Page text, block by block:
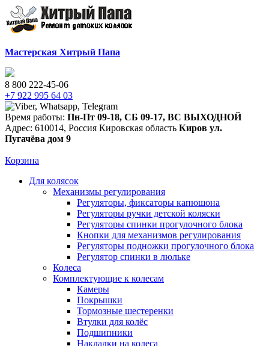
Мастерская Хитрый Папа
8 800 222-45-06
+7 922 995 64 03
Время работы: Пн-Пт 09-18, СБ 09-17, ВС ВЫХОДНОЙ
Адрес: 610014, Россия Кировская область Киров ул.
Пугачёва дом 9
Корзина
Для колясок
Механизмы регулирования
Регуляторы, фиксаторы капюшона
Регуляторы ручки детской коляски
Регуляторы спинки прогулочного блока
Кнопки для механизмов регулирования
Регуляторы подножки прогулочного блока
Регулятор спинки в люльке
Колеса
Комплектующие к колесам
Камеры
Покрышки
Тормозные шестеренки
Втулки для колёс
Подшипники
Накладки на колеса